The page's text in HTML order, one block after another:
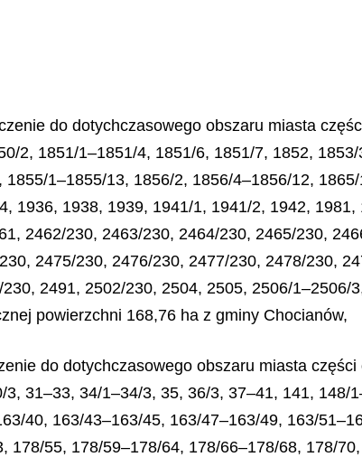
do dotychczasowego obszaru miasta
2, 1851/1–1851/4, 1851/6, 1851/7, 1852,
1–1855/13, 1856/2, 1856/4–1856/12,
1936, 1938, 1939, 1941/1, 1941/2, 1942, 1981,
2462/230, 2463/230, 2464/230, 2465/230,
2475/230, 2476/230, 2477/230, 2478/230,
2491, 2502/230, 2504, 2505, 2506/1–2506/
powierzchni 168,76 ha z gminy Chocianów,
do dotychczasowego obszaru miasta części
31–33, 34/1–34/3, 35, 36/3, 37–41, 141, 148/
40, 163/43–163/45, 163/47–163/49, 163/
55, 178/59–178/64, 178/66–178/68, 178/